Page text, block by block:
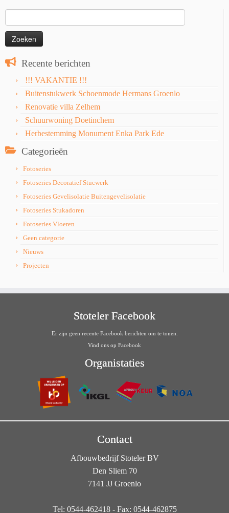
naar:
Recente berichten
!!! VAKANTIE !!!
Buitenstukwerk Schoenmode Hermans Groenlo
Renovatie villa Zelhem
Schuurwoning Doetinchem
Herbestemming Monument Enka Park Ede
Categorieën
Fotoseries
Fotoseries Decoratief Stucwerk
Fotoseries Gevelisolatie Buitengevelisolatie
Fotoseries Stukadoren
Fotoseries Vloeren
Geen categorie
Nieuws
Projecten
Stoteler Facebook
Er zijn geen recente Facebook berichten om te tonen.
Vind ons op Facebook
Organistaties
Contact
Afbouwbedrijf Stoteler BV
Den Sliem 70
7141 JJ Groenlo
Tel: 0544-462418 - Fax: 0544-462875